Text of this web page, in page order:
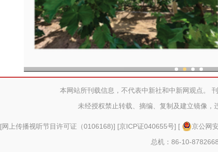
本网站所刊载信息，不代表中新社和中新网观点。
未经授权禁止转载、摘编、复制及建立镜像，
[网上传播视听节目许可证（0106168)] [京ICP证040655号] [
京公网
总机：86-10-